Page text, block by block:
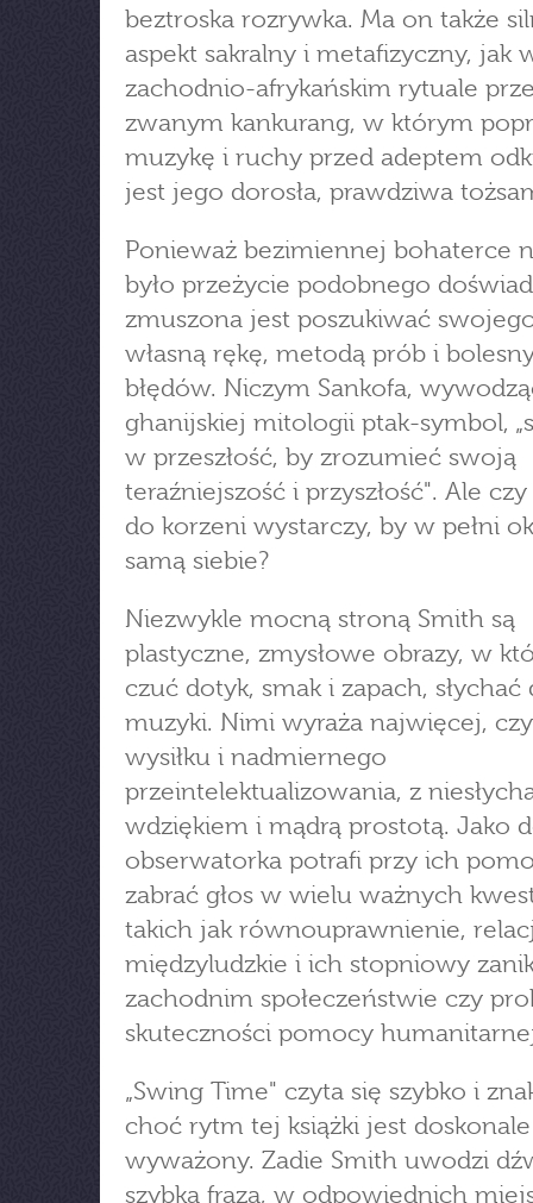
beztroska rozrywka. Ma on także
aspekt sakralny i metafizyczny, jak
zachodnio-afrykańskim rytuale
zwanym kankurang, w którym
muzykę i ruchy przed adeptem
jest jego dorosła, prawdziwa
Ponieważ bezimiennej bohaterce
było przeżycie podobnego
zmuszona jest poszukiwać
własną rękę, metodą prób i
błędów. Niczym Sankofa,
ghanijskiej mitologii ptak-symbol,
w przeszłość, by zrozumieć swoją
teraźniejszość i przyszłość". Ale
do korzeni wystarczy, by w pełni
samą siebie?
Niezwykle mocną stroną Smith są
plastyczne, zmysłowe obrazy, w
czuć dotyk, smak i zapach, słychać
muzyki. Nimi wyraża najwięcej,
wysiłku i nadmiernego
przeintelektualizowania, z
wdziękiem i mądrą prostotą. Jako
obserwatorka potrafi przy ich
zabrać głos w wielu ważnych
takich jak równouprawnienie,
międzyludzkie i ich stopniowy
zachodnim społeczeństwie czy
skuteczności pomocy
„Swing Time" czyta się szybko i
choć rytm tej książki jest doskonale
wyważony. Zadie Smith uwodzi
szybką frazą, w odpowiednich